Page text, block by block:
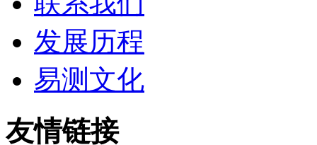
发展历程
易测文化
友情链接